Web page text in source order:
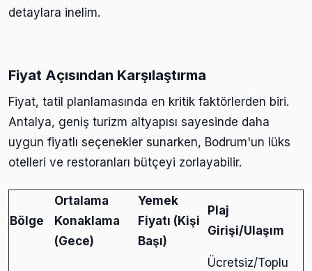
detaylara inelim.
Fiyat Açısından Karşılaştırma
Fiyat, tatil planlamasında en kritik faktörlerden biri.
Antalya, geniş turizm altyapısı sayesinde daha
uygun fiyatlı seçenekler sunarken, Bodrum'un lüks
otelleri ve restoranları bütçeyi zorlayabilir.
Bölge
Ortalama
Konaklama
(Gece)
Yemek
Fiyatı (Kişi
Başı)
Plaj
Girişi/Ulaşım
Ücretsiz/Toplu